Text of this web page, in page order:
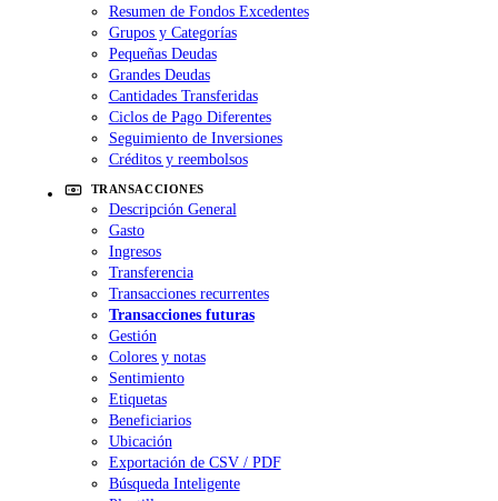
Resumen de Fondos Excedentes
Grupos y Categorías
Pequeñas Deudas
Grandes Deudas
Cantidades Transferidas
Ciclos de Pago Diferentes
Seguimiento de Inversiones
Créditos y reembolsos
TRANSACCIONES
Descripción General
Gasto
Ingresos
Transferencia
Transacciones recurrentes
Transacciones futuras
Gestión
Colores y notas
Sentimiento
Etiquetas
Beneficiarios
Ubicación
Exportación de CSV / PDF
Búsqueda Inteligente